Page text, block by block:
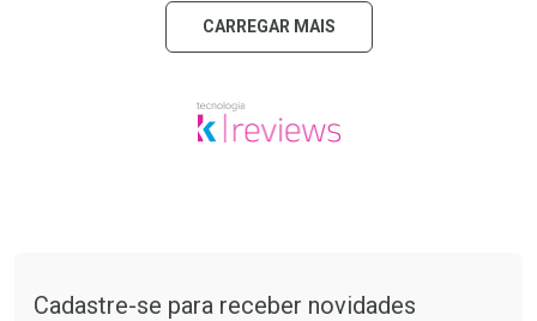
CARREGAR MAIS
Cadastre-se para receber novidades